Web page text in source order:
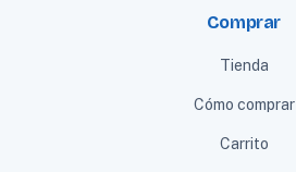
Comprar
Tienda
Cómo comprar
Carrito